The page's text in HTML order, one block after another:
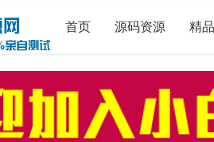
首页 源码资源 精